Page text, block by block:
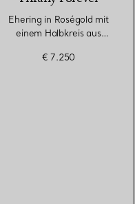
Ehering in Roségold mit
einem Halbkreis aus
€ 7.250